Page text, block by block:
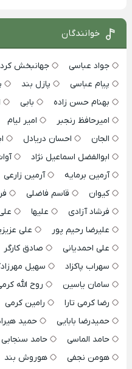
خوانندگان
جواد عباسی جهانبخش کرد
پیام عباسی
پازل بند
بهنام حسن زاده
بابی
امیرحافظ رنجبر
امیر لیام
الجان
احسان دریادل
ابوالفضل اسماعیل نژاد
آرمین برمایه
آرمین زارعی
کیوان
قاسم فاضلی
فرشاد آزادی
علیها
علیرضا رحیم پور
علی
علی احمدیانی
صادق کارگر
سهراب پاکزاد
سهیل
سامان یاسین
روح الله
رضا کرمی تارا
رامین کرمی
حمیدرضا بابایی
حمید
حامد الماسی
حامد سنجابی
هومن نجفی
هوروش بند